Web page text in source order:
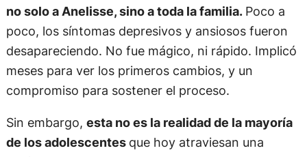
no solo a Anelisse, sino a toda la familia. Poco a
poco, los síntomas depresivos y ansiosos fueron
desapareciendo. No fue mágico, ni rápido. Implicó
meses para ver los primeros cambios, y un
compromiso para sostener el proceso.
Sin embargo, esta no es la realidad de la mayoría
de los adolescentes que hoy atraviesan una